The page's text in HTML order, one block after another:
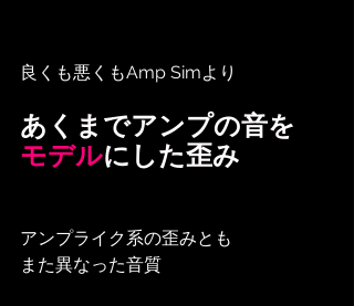
良くも悪くもAmp Simより
あくまでアンプの音を
モデルにした歪み
アンプライク系の歪みとも
また異なった音質